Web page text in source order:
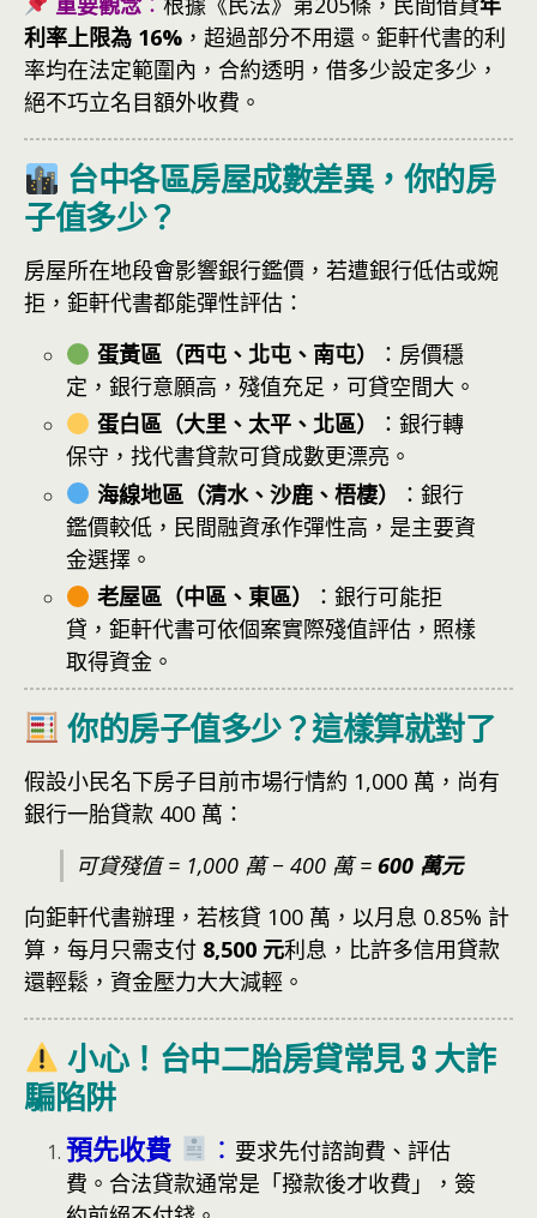
利率上限為 16% ，超過部分不用還。鉅軒代書的利
率均在法定範圍內，合約透明，借多少設定多少，
絕不巧立名目額外收費。
台中各區房屋成數差異，你的房
子值多少？
房屋所在地段會影響銀行鑑價，若遭銀行低估或婉
拒，鉅軒代書都能彈性評估：
蛋黃區（西屯、北屯、南屯）
：房價穩
定，銀行意願高，殘值充足，可貸空間大。
蛋白區（大里、太平、北區）
：銀行轉
保守，找代書貸款可貸成數更漂亮。
海線地區（清水、沙鹿、梧棲）
：銀行
鑑價較低，民間融資承作彈性高，是主要資
金選擇。
老屋區（中區、東區）
：銀行可能拒
貸，鉅軒代書可依個案實際殘值評估，照樣
取得資金。
你的房子值多少？這樣算就對了
假設小民名下房子目前市場行情約 1,000 萬，尚有
銀行一胎貸款 400 萬：
可貸殘值 = 1,000 萬 − 400 萬 = 600 萬元
向鉅軒代書辦理，若核貸 100 萬，以月息 0.85% 計
算，每月只需支付 8,500 元利息，比許多信用貸款
還輕鬆，資金壓力大大減輕。
小心！台中二胎房貸常見 3 大詐
騙陷阱
預先收費 ： 要求先付諮詢費、評估
費。合法貸款通常是「撥款後才收費」，簽